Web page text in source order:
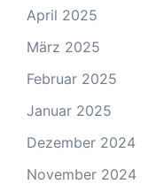
April 2025
März 2025
Februar 2025
Januar 2025
Dezember 2024
November 2024